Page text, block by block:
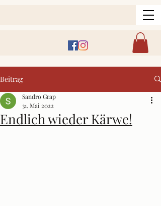
Beitrag
Endlich wieder Kärwe!
Sandro Grap
31. Mai 2022